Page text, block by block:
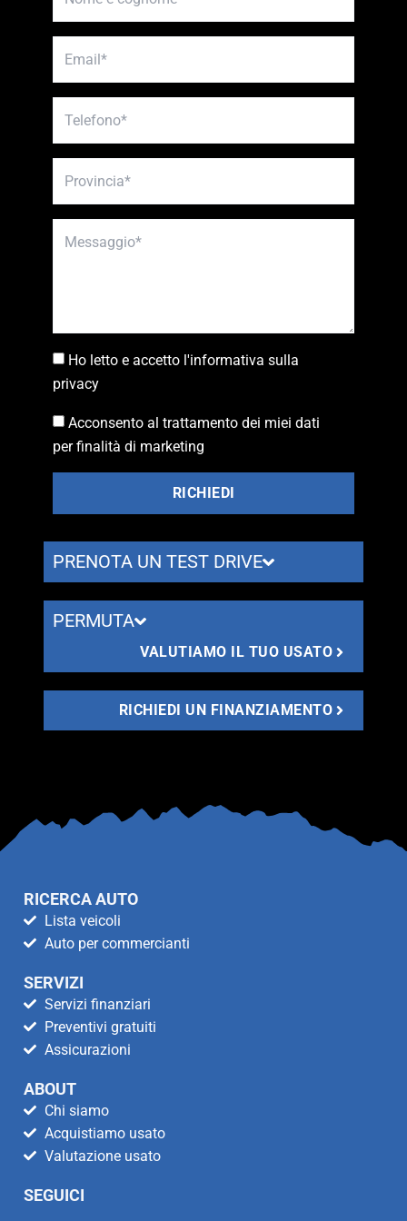
Ho letto e accetto l'informativa sulla
privacy
Acconsento al trattamento dei miei dati
per finalità di marketing
RICHIEDI
PRENOTA UN TEST DRIVE
PERMUTA
VALUTIAMO IL TUO USATO
RICHIEDI UN FINANZIAMENTO
RICERCA AUTO
Lista veicoli
Auto per commercianti
SERVIZI
Servizi finanziari
Preventivi gratuiti
Assicurazioni
ABOUT
Chi siamo
Acquistiamo usato
Valutazione usato
SEGUICI